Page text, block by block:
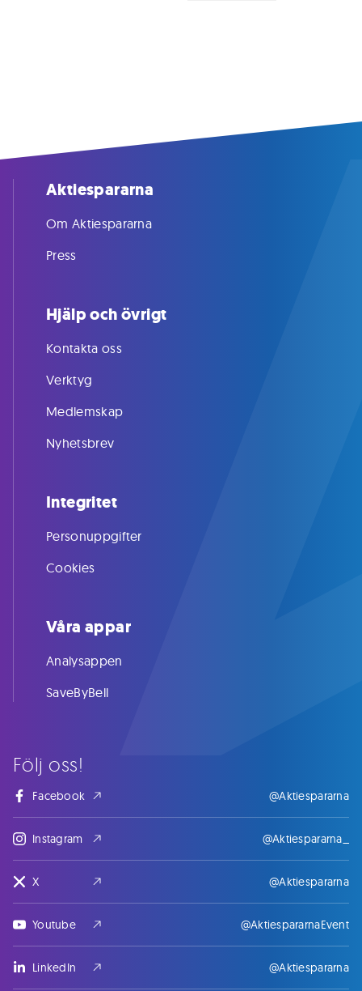
Följ oss!
Facebook @Aktiespararna
Instagram @Aktiespararna_
X @Aktiespararna
Youtube @AktiespararnaEvent
LinkedIn @Aktiespararna
Aktiespararna
Om Aktiespararna
Press
Hjälp och övrigt
Kontakta oss
Verktyg
Medlemskap
Nyhetsbrev
Integritet
Personuppgifter
Cookies
Våra appar
Analysappen
SaveByBell